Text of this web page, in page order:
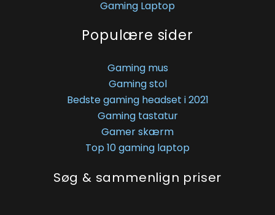
Gaming Laptop
Populære sider
Gaming mus
Gaming stol
Bedste gaming headset i 2021
Gaming tastatur
Gamer skærm
Top 10 gaming laptop
Søg & sammenlign priser